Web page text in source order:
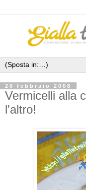
20 febbraio 2008
Vermicelli alla
l'altro!